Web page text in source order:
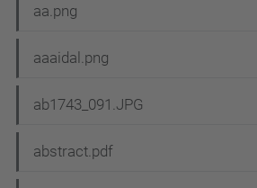
aa.png
aaaidal.png
ab1743_091.JPG
abstract.pdf